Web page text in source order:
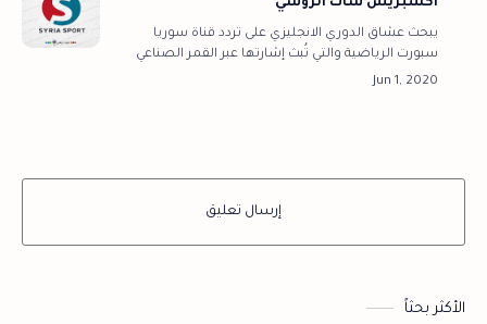
اكسبريس سات الروسي
يبحث عشاق الدوري الانجليزي على تردد قناة سوريا
سبورت الرياضية والتي تُبث إشارتها عبر القمر الصناعي
الروسي نايل سات، لمُشاهدة مباريات البريميرليج في
إرسال تعليق
الأكثر بحثاً